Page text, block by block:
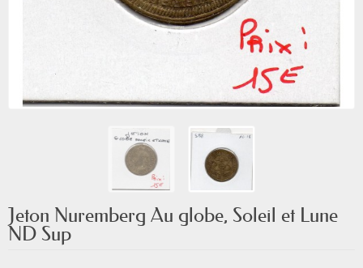
Jeton Nuremberg Au globe, Soleil et Lune
ND Sup